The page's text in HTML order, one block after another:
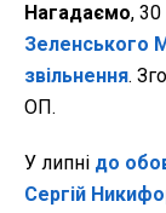
Нагадаємо,
Зеленського
звільнення.
ОП.
У липні до
Сергій